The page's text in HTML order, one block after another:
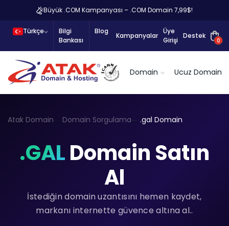
Büyük .COM Kampanyası – .COM Domain 7,99$!
Türkçe
Bilgi
Bankası
Blog
Kampanyalar
Üye
Girişi
Destek
0
Domain Ucuz Domain
Atak Domain Domain Sorgulama .gal Domain
.GALDomain Satın
Al
İstediğin domain uzantısını hemen kaydet,
markanı internette güvence altına al..